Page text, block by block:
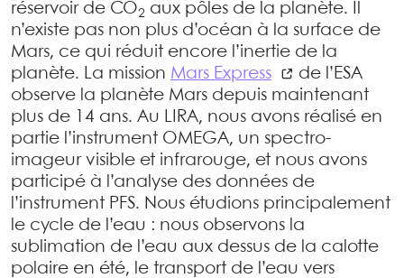
réservoir de CO2 aux pôles de la planète. Il
n’existe pas non plus d’océan à la surface de
Mars, ce qui réduit encore l’inertie de la
planète. La mission Mars Express
de l’ESA
observe la planète Mars depuis maintenant
plus de 14 ans. Au LIRA, nous avons réalisé en
partie l’instrument OMEGA, un spectro-
imageur visible et infrarouge, et nous avons
participé à l’analyse des données de
l’instrument PFS. Nous étudions principalement
le cycle de l’eau : nous observons la
sublimation de l’eau aux dessus de la calotte
polaire en été, le transport de l’eau vers